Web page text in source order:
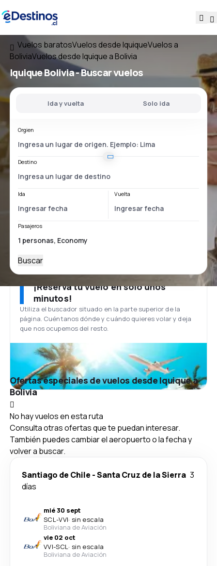
Vuelos baratosVuelos desde IquiqueVuelos a
BoliviaVuelos desde Iquique a Bolivia
Iquique Bolivia- Buscar vuelos
Ida y vuelta Solo ida
Orgien
Destino
Ida Vuelta
Pasajeros
Buscar
¡Reserva tu vuelo en solo unos
minutos!
Utiliza el buscador situado en la parte superior de la
página. Cuéntanos dónde y cuándo quieres volar y deja
que nos ocupemos del resto.
Ofertas especiales de vuelos desde Iquique a
Bolivia
No hay vuelos en esta ruta
Consulta otras ofertas que te puedan interesar.
También puedes cambiar el aeropuerto o la fecha y
volver a buscar.
Santiago de Chile -Santa Cruz de la Sierra 3
días
mié 30 sept
SCL-VVI· sin escala
Boliviana de Aviación
vie 02 oct
VVI-SCL· sin escala
Boliviana de Aviación